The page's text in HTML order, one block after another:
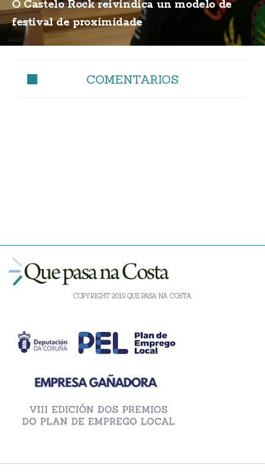
O Castelo Rock reivindica un modelo de
festival de proximidade
COMENTARIOS
COPYRIGHT 2019 QUE PASA NA COSTA